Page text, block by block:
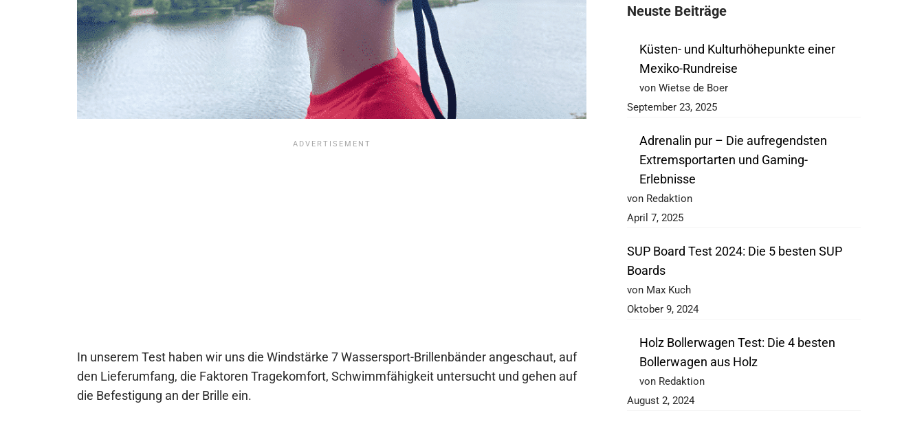
In unserem Test haben wir uns die Windstärke 7 Wassersport-Brillenbänder angeschaut, auf
den Lieferumfang, die Faktoren Tragekomfort, Schwimmfähigkeit untersucht und gehen auf
die Befestigung an der Brille ein.
Neuste Beiträge
Küsten- und Kulturhöhepunkte einer
Mexiko-Rundreise
von Wietse de Boer
September 23, 2025
Adrenalin pur – Die aufregendsten
Extremsportarten und Gaming-
Erlebnisse
von Redaktion
April 7, 2025
SUP Board Test 2024: Die 5 besten SUP
Boards
von Max Kuch
Oktober 9, 2024
Holz Bollerwagen Test: Die 4 besten
Bollerwagen aus Holz
von Redaktion
August 2, 2024